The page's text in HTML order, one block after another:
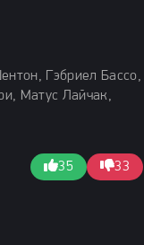
Гэбриел Бассо,
Матус Лайчак,
35 33